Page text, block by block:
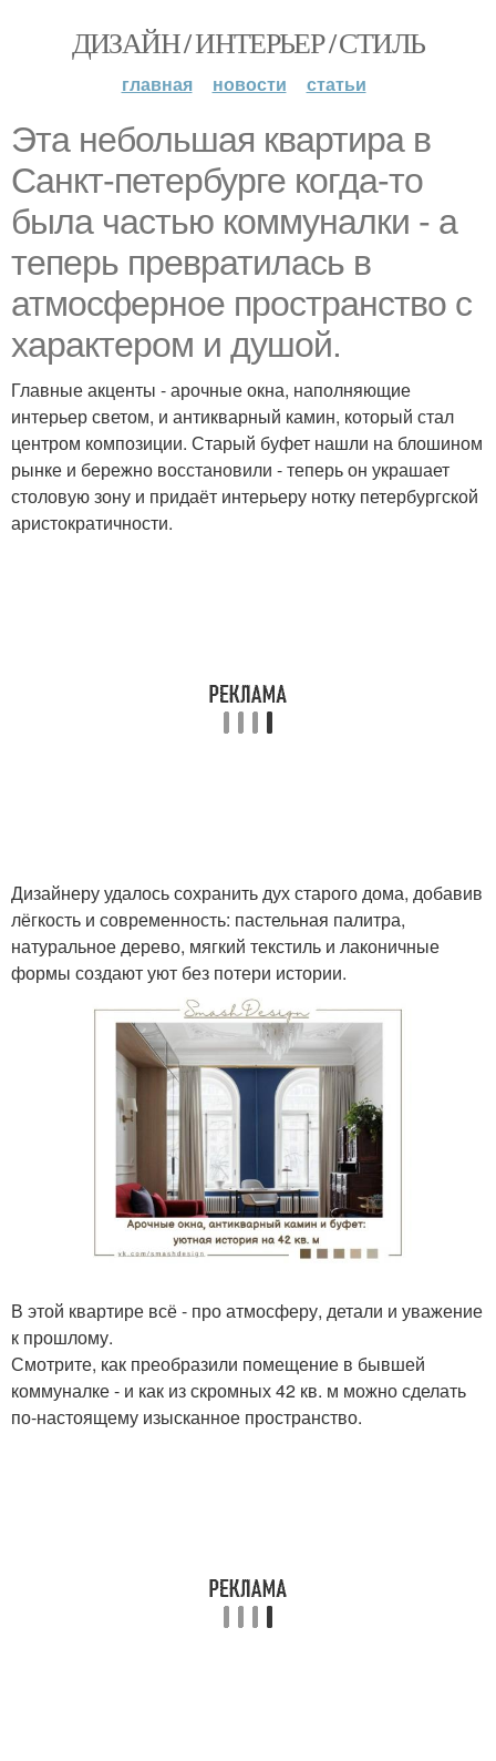
ДИЗАЙН / ИНТЕРЬЕР / СТИЛЬ
главная новости статьи
Эта небольшая квартира в
Санкт-петербурге когда-то
была частью коммуналки - а
теперь превратилась в
атмосферное пространство с
характером и душой.
Главные акценты - арочные окна, наполняющие
интерьер светом, и антикварный камин, который стал
центром композиции. Старый буфет нашли на блошином
рынке и бережно восстановили - теперь он украшает
столовую зону и придаёт интерьеру нотку петербургской
аристократичности.
Дизайнеру удалось сохранить дух старого дома, добавив
лёгкость и современность: пастельная палитра,
натуральное дерево, мягкий текстиль и лаконичные
формы создают уют без потери истории.
В этой квартире всё - про атмосферу, детали и уважение
к прошлому.
Смотрите, как преобразили помещение в бывшей
коммуналке - и как из скромных 42 кв. м можно сделать
по-настоящему изысканное пространство.